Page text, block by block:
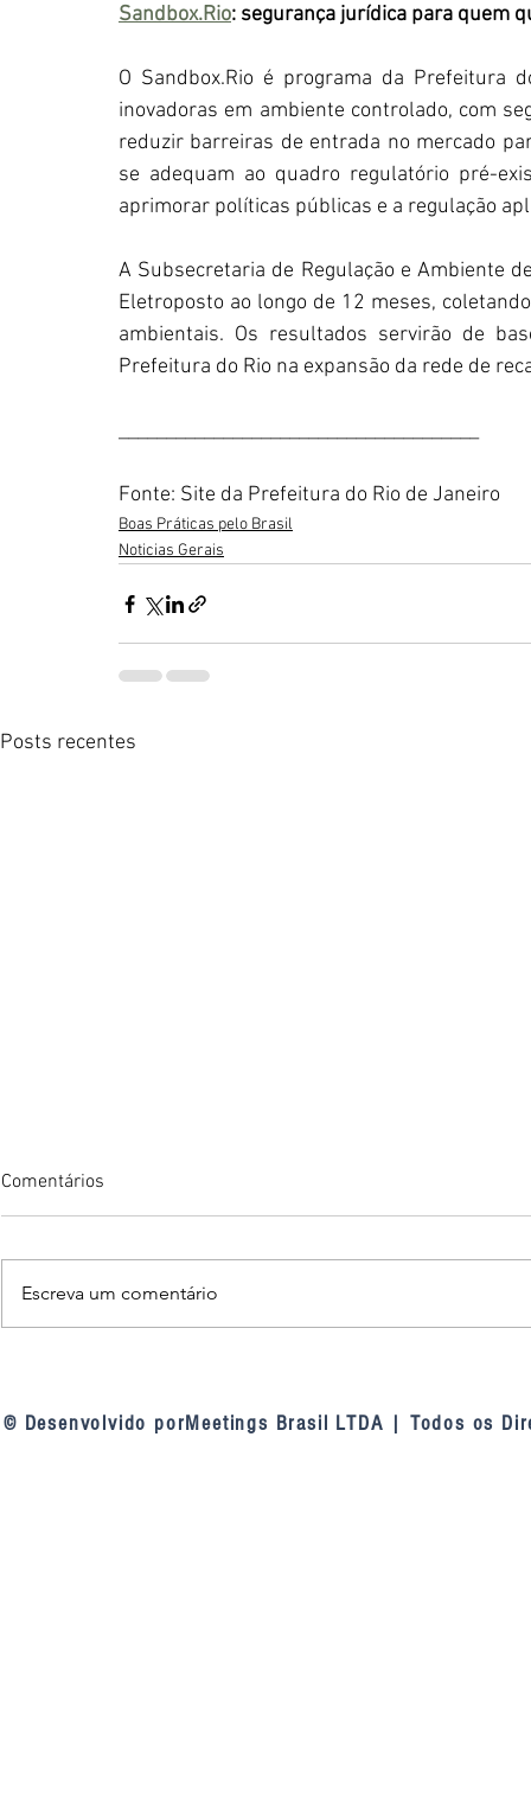
Sandbox.Rio: segurança jurídica para quem
O Sandbox.Rio é programa da Prefeitura
inovadoras em ambiente controlado, com
reduzir barreiras de entrada no mercado
se adequam ao quadro regulatório pré-
aprimorar políticas públicas e a regulação
A Subsecretaria de Regulação e Ambiente
Eletroposto ao longo de 12 meses,
ambientais. Os resultados servirão de
Prefeitura do Rio na expansão da rede de
______________________________________
Fonte: Site da Prefeitura do Rio de Janeiro
Boas Práticas pelo Brasil
Noticias Gerais
Posts recentes
mudança de entendimento do
tribunal sobre as linhas de
Comentários
Escreva um comentário
© Desenvolvido porMeetings Brasil LTDA | Todos os